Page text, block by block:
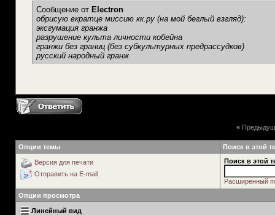
Сообщение от Electron
обрисую вкратце миссию кк.ру (на мой беглый взгляд):
эксгумация гранжа
разрушение культа личности кобейна
гранжи без границ (без субкультурных предрассудков)
русский народный гранж
«
Опции темы Поиск в этой
Версия для печати
Отправить на E-mail
Поиск в этой
Расширенный
Опции просмотра
Линейный вид